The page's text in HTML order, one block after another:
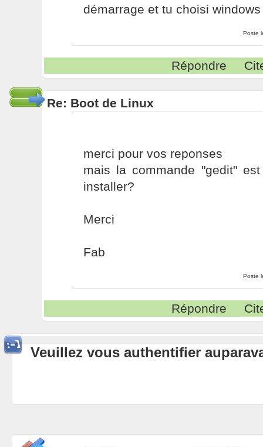
démarrage et tu choisi
Poste
Répondre
Re: Boot de Linux
merci pour vos reponses
mais la commande "gedit"
installer?
Merci
Fab
Poste
Répondre
Veuillez vous authentifier